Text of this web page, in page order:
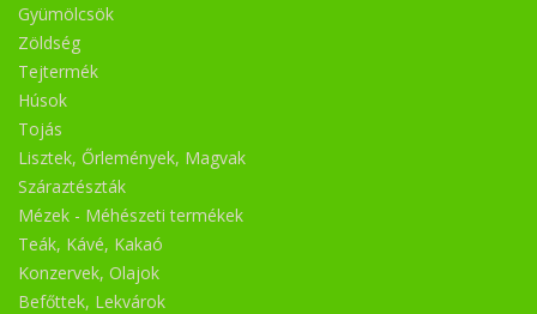
Gyümölcsök
Zöldség
Tejtermék
Húsok
Tojás
Lisztek, Őrlemények, Magvak
Száraztészták
Mézek - Méhészeti termékek
Teák, Kávé, Kakaó
Konzervek, Olajok
Befőttek, Lekvárok